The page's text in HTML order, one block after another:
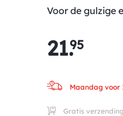
Voor de gulzige
21.
95
Maandag voor
Gratis